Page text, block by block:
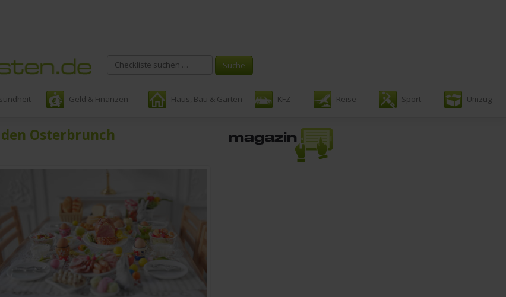
Geld & Finanzen Haus, Bau & Garten KFZ Reise Sport Umzug
Osterbrunch